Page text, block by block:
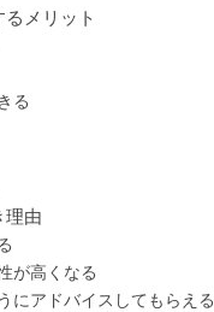
メリット
る
理由
が高くなる
にアドバイスしてもらえる